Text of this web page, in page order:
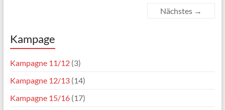
Nächstes →
Kampage
Kampagne 11/12(3)
Kampagne 12/13(14)
Kampagne 15/16(17)